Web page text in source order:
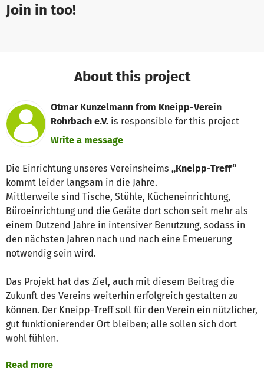
Join in too!
About this project
Otmar Kunzelmann from Kneipp-Verein
Rohrbach e.V. is responsible for this project
Write a message
Die Einrichtung unseres Vereinsheims „Kneipp-Treff“
kommt leider langsam in die Jahre.
Mittlerweile sind Tische, Stühle, Kücheneinrichtung,
Büroeinrichtung und die Geräte dort schon seit mehr als
einem Dutzend Jahre in intensiver Benutzung, sodass in
den nächsten Jahren nach und nach eine Erneuerung
notwendig sein wird.
Das Projekt hat das Ziel, auch mit diesem Beitrag die
Zukunft des Vereins weiterhin erfolgreich gestalten zu
können. Der Kneipp-Treff soll für den Verein ein nützlicher,
gut funktionierender Ort bleiben; alle sollen sich dort
wohl fühlen.
Read more